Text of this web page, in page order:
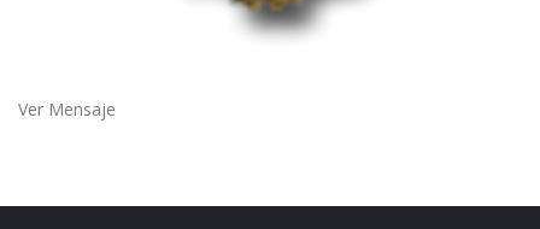
Ver Mensaje